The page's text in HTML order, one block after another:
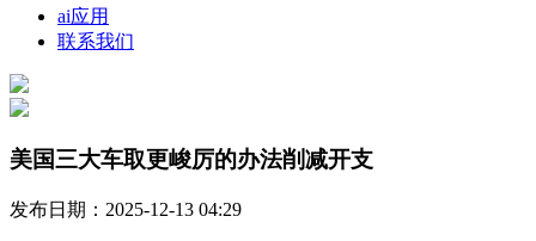
ai应用
联系我们
美国三大车取更峻厉的办法削减开支
发布日期：2025-12-13 04:29